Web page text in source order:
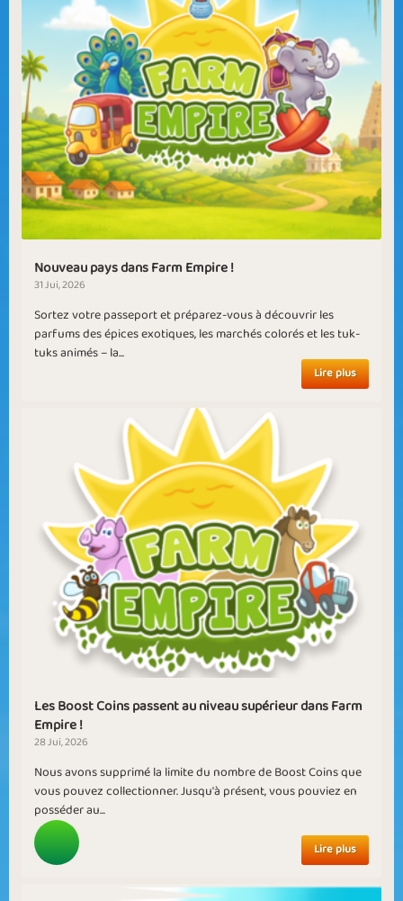
Nouveau pays dans Farm Empire !
31 Jui, 2026
Sortez votre passeport et préparez-vous à découvrir les
parfums des épices exotiques, les marchés colorés et les tuk-
tuks animés – la...
Lire plus
Les Boost Coins passent au niveau supérieur dans Farm
Empire !
28 Jui, 2026
Nous avons supprimé la limite du nombre de Boost Coins que
vous pouvez collectionner. Jusqu'à présent, vous pouviez en
posséder au...
Lire plus